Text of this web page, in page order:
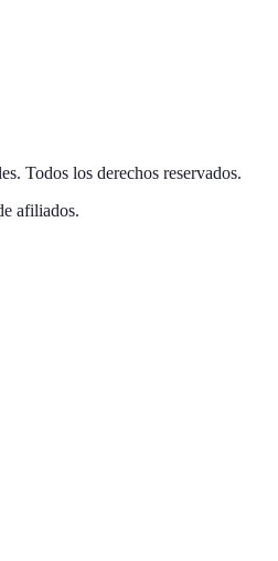
. Todos los derechos reservados.
afiliados.